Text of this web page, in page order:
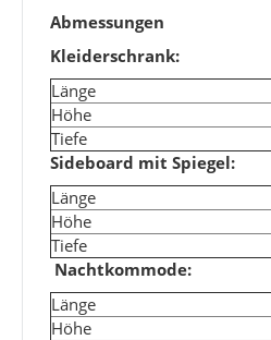
Abmessungen
Kleiderschrank:
Länge
Höhe
Tiefe
Sideboard mit Spiegel:
Länge
Höhe
Tiefe
Nachtkommode:
Länge
Höhe
Amatis 6650 Grau Designer Teppich 160 x 230
149,00 €
Alter Preis: